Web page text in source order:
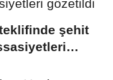
şehit